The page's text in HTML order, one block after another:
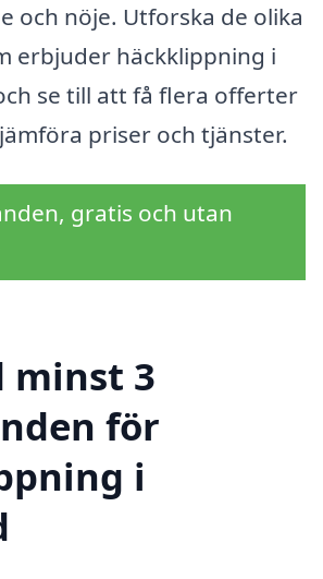
och nöje. Utforska de olika
erbjuder häckklippning i
se till att få flera offerter
priser och tjänster.
gratis och utan
minst 3
för
i